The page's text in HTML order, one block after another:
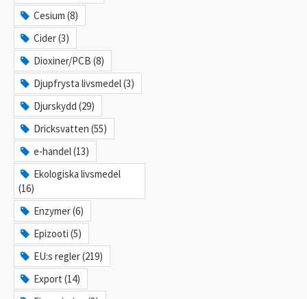
Cesium (8)
Cider (3)
Dioxiner/PCB (8)
Djupfrysta livsmedel (3)
Djurskydd (29)
Dricksvatten (55)
e-handel (13)
Ekologiska livsmedel
(16)
Enzymer (6)
Epizooti (5)
EU:s regler (219)
Export (14)